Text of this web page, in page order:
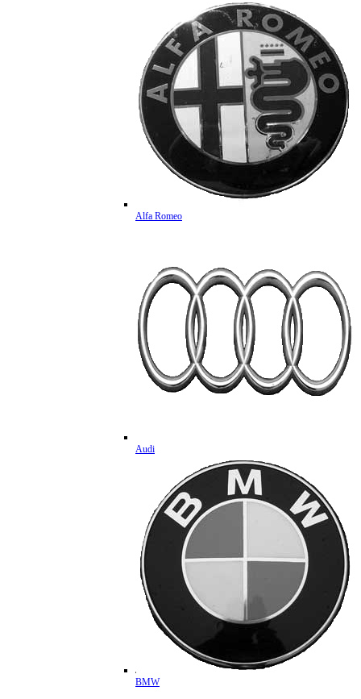
Alfa Romeo
Audi
BMW